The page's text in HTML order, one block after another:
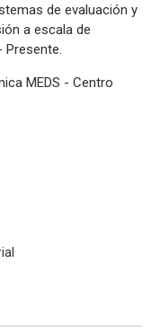
de evaluación y
a escala de
Presente.
MEDS - Centro